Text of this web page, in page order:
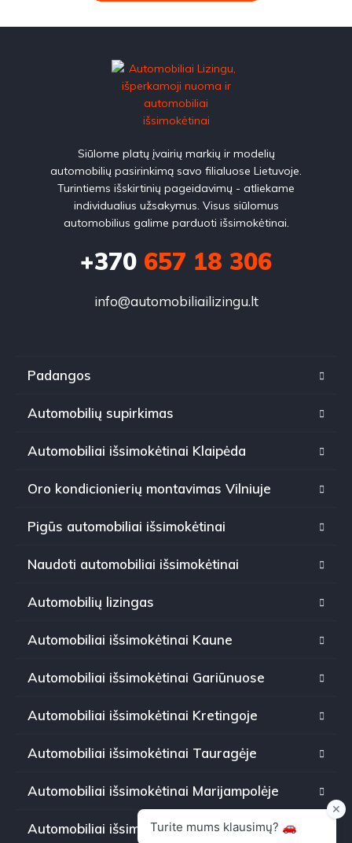
Siūlome platų įvairių markių ir modelių
automobilių pasirinkimą savo filialuose Lietuvoje.
Turintiems išskirtinių pageidavimų - atliekame
individualius užsakymus. Visus siūlomus
automobilius galime parduoti išsimokėtinai.
+370 657 18 306
info@automobiliailizingu.lt
Padangos
Automobilių supirkimas
Automobiliai išsimokėtinai Klaipėda
Oro kondicionierių montavimas Vilniuje
Pigūs automobiliai išsimokėtinai
Naudoti automobiliai išsimokėtinai
Automobilių lizingas
Automobiliai išsimokėtinai Kaune
Automobiliai išsimokėtinai Gariūnuose
Automobiliai išsimokėtinai Kretingoje
Automobiliai išsimokėtinai Tauragėje
Automobiliai išsimokėtinai Marijampolėje
Automobiliai išsimokėtinai Panevėžyje